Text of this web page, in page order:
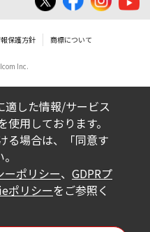
場合があります。
掲載していますBIOS/
つきましては、パソ
御する重要なデータ
に誤操作や中断に
ソコンが正常に動作
がBIOS/ファームウェ
れ、正常に動作しな
サービス係におき
せていただきます。
保護方針 商標について
Inc.
適した情報/サービス
用しております。
る場合は、「同意す
ーポリシー、 GDPRプ
ポリシーをご参照く